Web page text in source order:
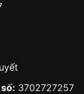
3702727257